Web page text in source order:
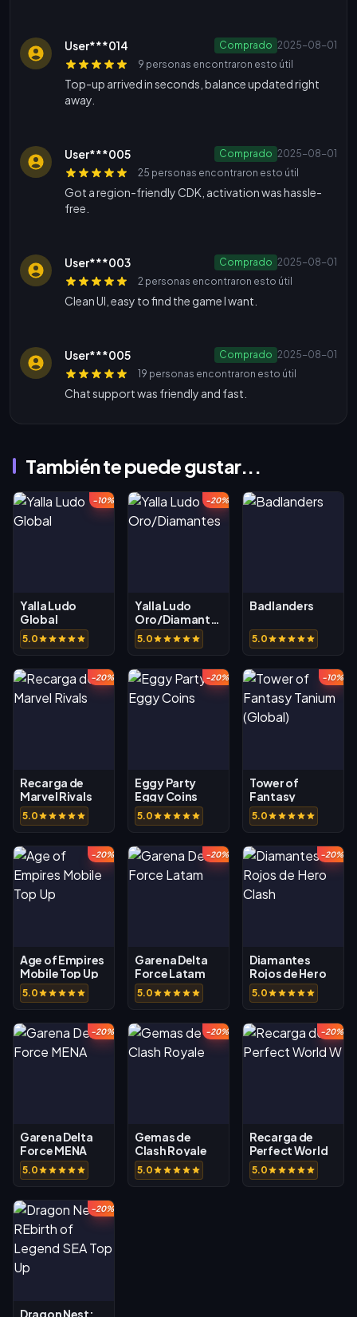
User***014 Comprado 2025-08-01
9 personas encontraron esto útil
Top-up arrived in seconds, balance updated right
away.
User***005 Comprado 2025-08-01
25 personas encontraron esto útil
Got a region-friendly CDK, activation was hassle-
free.
User***003 Comprado 2025-08-01
2 personas encontraron esto útil
Clean UI, easy to find the game I want.
User***005 Comprado 2025-08-01
19 personas encontraron esto útil
Chat support was friendly and fast.
También te puede gustar...
-10%
Yalla Ludo
Global
5.0
-20%
Yalla Ludo
Oro/Diamantes
5.0
Badlanders
5.0
-20%
Recarga de
Marvel Rivals
5.0
-20%
Eggy Party
Eggy Coins
5.0
-10%
Tower of
Fantasy
Tanium (Global)
5.0
-20%
Age of Empires
Mobile Top Up
5.0
-20%
Garena Delta
Force Latam
5.0
-20%
Diamantes
Rojos de Hero
Clash
5.0
-20%
Garena Delta
Force MENA
5.0
-20%
Gemas de
Clash Royale
5.0
-20%
Recarga de
Perfect World
W
5.0
-20%
Dragon Nest: